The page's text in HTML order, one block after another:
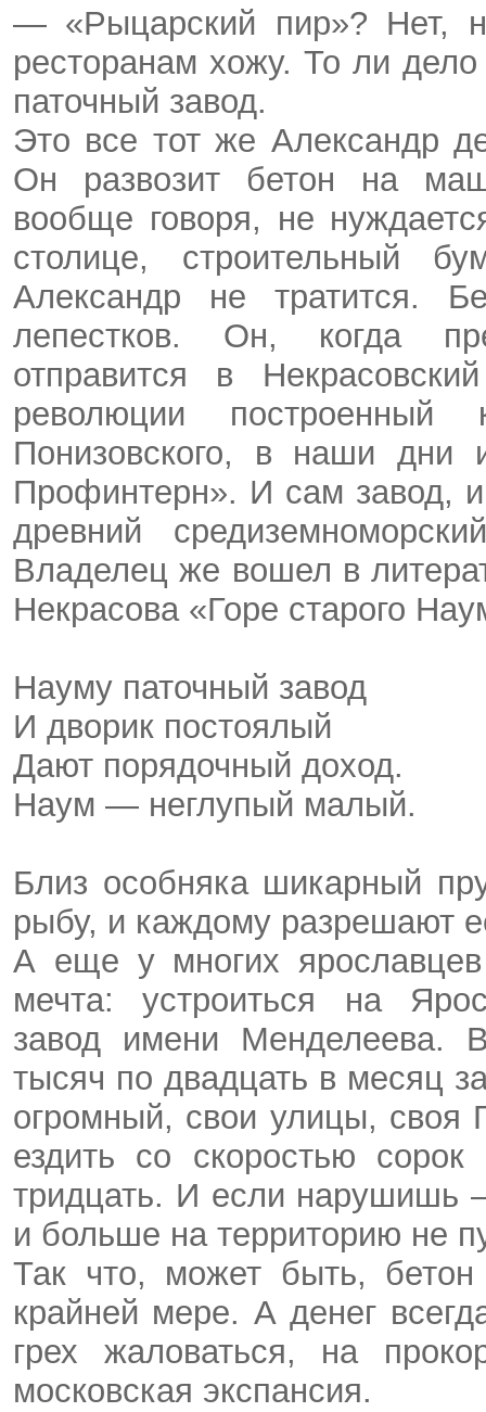
— «Рыцарский пир»? Нет,
ресторанам хожу. То ли
паточный завод.
Это все тот же Александр
Он развозит бетон на
вообще говоря, не
столице, строительный
Александр не тратится.
лепестков. Он, когда
отправится в
революции построенный
Понизовского, в наши дни
Профинтерн». И сам завод,
древний
Владелец же вошел в
Некрасова «Горе старого
Науму паточный завод
И дворик постоялый
Дают порядочный доход.
Наум — неглупый малый.
Близ особняка шикарный
рыбу, и каждому разрешают
А еще у многих
мечта: устроиться на
завод имени Менделеева.
тысяч по двадцать в месяц
огромный, свои улицы,
ездить со скоростью
тридцать. И если нарушишь
и больше на территорию не
Так что, может быть,
крайней мере. А денег
грех жаловаться, на
московская экспансия.